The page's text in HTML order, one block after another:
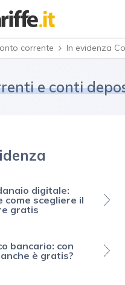
corrente In evidenza
e conti
digitale:
come scegliere il
gratis
bancario: con
è gratis?